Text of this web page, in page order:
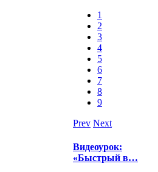
1
2
3
4
5
6
7
8
9
Prev Next
Видеоурок:
«Быстрый в…